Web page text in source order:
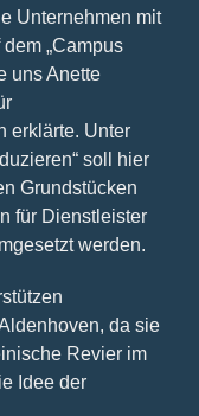
Unternehmen mit
„Campus
uns Anette
erklärte. Unter
soll hier
Grundstücken
für Dienstleister
werden.
da sie
Revier im
Idee der